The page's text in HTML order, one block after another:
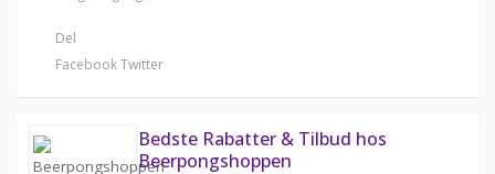
Del
FacebookTwitter
Bedste Rabatter & Tilbud hos
Beerpongshoppen